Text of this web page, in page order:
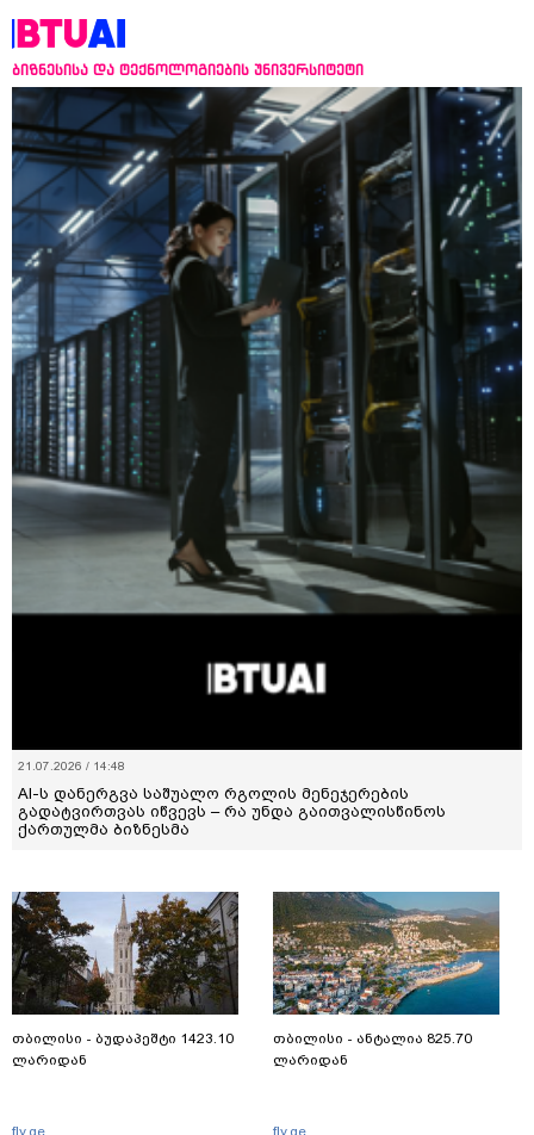
ბიზნესისა და ტექნოლოგიების უნივერსიტეტი
21.07.2026 / 14:48
AI-ს დანერგვა საშუალო რგოლის მენეჯერების
გადატვირთვას იწვევს – რა უნდა გაითვალისწინოს
ქართულმა ბიზნესმა
თბილისი - ბუდაპეშტი 1423.10
ლარიდან
fly.ge
თბილისი - ანტალია 825.70
ლარიდან
fly.ge